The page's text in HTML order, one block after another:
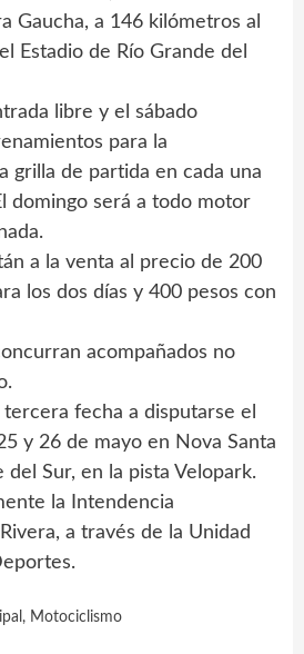
Gaucha, a 146 kilómetros al
Estadio de Río Grande del
libre y el sábado
para la
grilla de partida en cada una
domingo será a todo motor
a la venta al precio de 200
los dos días y 400 pesos con
acompañados no
tercera fecha a disputarse el
y 26 de mayo en Nova Santa
del Sur, en la pista Velopark.
la Intendencia
a través de la Unidad
, Motociclismo